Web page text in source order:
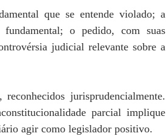
que se entende violado; a
o pedido, com suas
judicial relevante sobre a
jurisprudencialmente.
parcial implique
agir como legislador positivo.